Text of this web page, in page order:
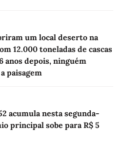
um local deserto na
12.000 toneladas de cascas
anos depois, ninguém
paisagem
acumula nesta segunda-
principal sobe para R$ 5